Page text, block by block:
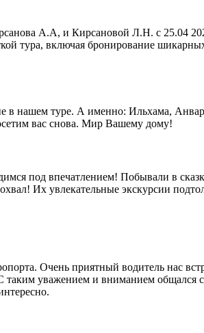
А.А, и Кирсановой Л.Н. с 25.04
тура, включая бронирование
в нашем туре. А именно: Ильхама,
вас снова. Мир Вашему дому!
под впечатлением! Побывали в
Их увлекательные экскурсии
Очень приятный водитель нас
таким уважением и вниманием